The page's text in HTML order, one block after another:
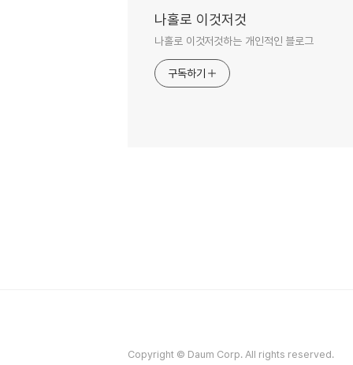
나홀로 이것저것
나홀로 이것저것하는 개인적인 블로그
구독하기
Copyright © Daum Corp. All rights reserved.